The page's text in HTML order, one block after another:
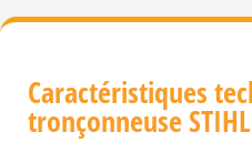
Caractéristiques
tronçonneuse